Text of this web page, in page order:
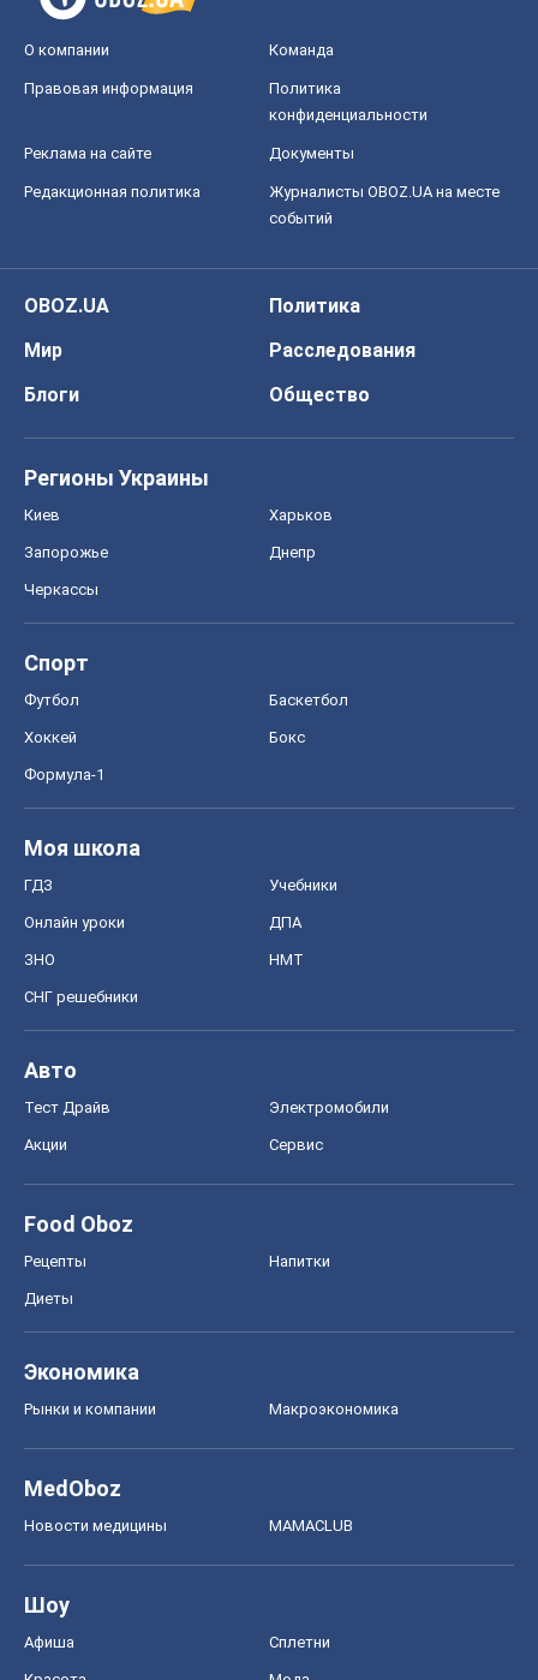
О компании Команда
Правовая информация
Политика
конфиденциальности
Реклама на сайте Документы
Редакционная политика
Журналисты OBOZ.UA на месте
событий
OBOZ.UA
Политика
Мир
Расследования
Блоги
Общество
Регионы Украины
Киев Харьков
Запорожье Днепр
Черкассы
Спорт
Футбол Баскетбол
Хоккей Бокс
Формула-1
Моя школа
ГДЗ Учебники
Онлайн уроки ДПА
ЗНО НМТ
СНГ решебники
Авто
Тест Драйв Электромобили
Акции Сервис
Food Oboz
Рецепты Напитки
Диеты
Экономика
Рынки и компании Mакроэкономика
MedOboz
Новости медицины MAMACLUB
Шоу
Афиша Сплетни